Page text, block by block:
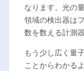
なります。光の
領域の検出器は
数を数える計測
もう少し広く量
ことからわかる